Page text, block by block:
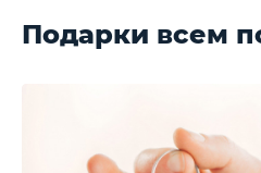
Подарки всем